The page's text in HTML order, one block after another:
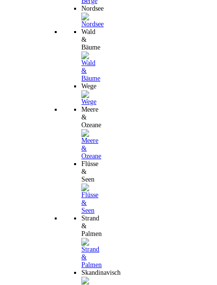
Nordsee
Wald
&
Bäume
Wege
Meere
&
Ozeane
Flüsse
&
Seen
Strand
&
Palmen
Skandinavisch